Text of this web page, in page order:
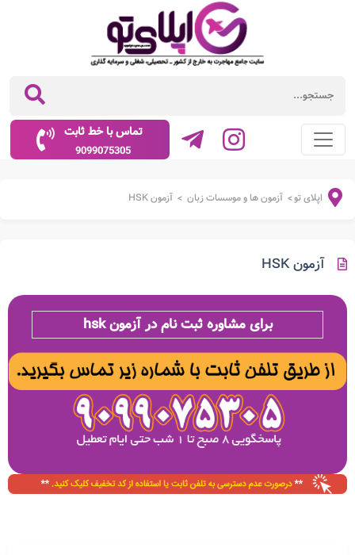
تماس با خط ثابت
9099075305
اپلای تو> آزمون ها و موسسات زبان > آزمون HSK
آزمون HSK
برای مشاوره ثبت نام در آزمون hsk